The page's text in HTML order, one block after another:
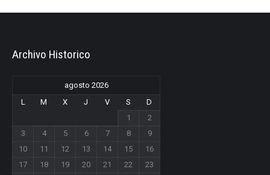
Archivo Historico
agosto 2026
L
M X J V S
D
1
2
3
4 5 6 7 8
9
10
11 12 13 14 15
16
17
18 19 20 21 22
23